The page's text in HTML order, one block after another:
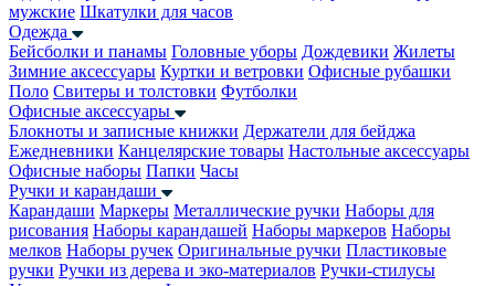
мужские Шкатулки для часов
Одежда
Бейсболки и панамы Головные уборы Дождевики Жилеты
Зимние аксессуары Куртки и ветровки Офисные рубашки
Поло Свитеры и толстовки Футболки
Офисные аксессуары
Блокноты и записные книжки Держатели для бейджа
Ежедневники Канцелярские товары Настольные аксессуары
Офисные наборы Папки Часы
Ручки и карандаши
Карандаши Маркеры Металлические ручки Наборы для
рисования Наборы карандашей Наборы маркеров Наборы
мелков Наборы ручек Оригинальные ручки Пластиковые
ручки Ручки из дерева и эко-материалов Ручки-стилусы